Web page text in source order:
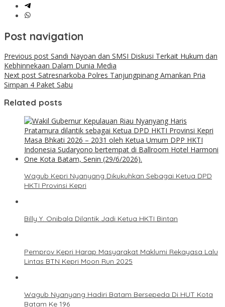
Post navigation
Previous post Sandi Nayoan dan SMSI Diskusi Terkait Hukum dan
Kebhinnekaan Dalam Dunia Media
Next post Satresnarkoba Polres Tanjungpinang Amankan Pria
Simpan 4 Paket Sabu
Related posts
Wagub Kepri Nyanyang Dikukuhkan Sebagai Ketua DPD
HKTI Provinsi Kepri
Billy Y. Onibala Dilantik Jadi Ketua HKTI Bintan
Pemprov Kepri Harap Masyarakat Maklumi Rekayasa Lalu
Lintas BTN Kepri Moon Run 2025
Wagub Nyanyang Hadiri Batam Bersepeda Di HUT Kota
Batam Ke 196